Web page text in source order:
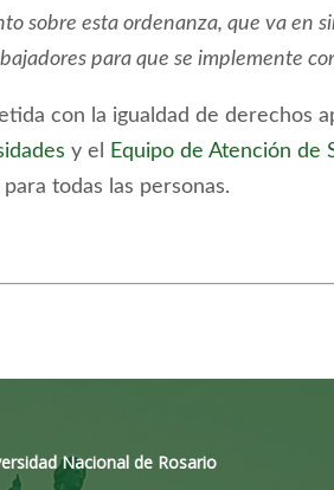
sobre esta ordenanza, que va en
para que se implemente
con la igualdad de derechos
y el
Equipo de Atención de
todas las personas.
Nacional de Rosario